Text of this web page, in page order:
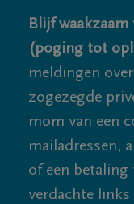
Blijf
(poging tot
meldingen
zogezegde
mom van een
mailadressen,
of een
verdachte